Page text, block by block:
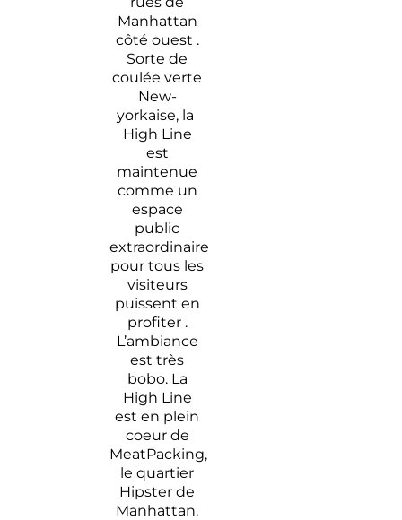
Manhattan
côté ouest .
Sorte de
coulée verte
New-
yorkaise, la
High Line
est
maintenue
comme un
espace
public
extraordinaire
pour tous les
visiteurs
puissent en
profiter .
L’ambiance
est très
bobo. La
High Line
est en plein
coeur de
MeatPacking,
le quartier
Hipster de
Manhattan.